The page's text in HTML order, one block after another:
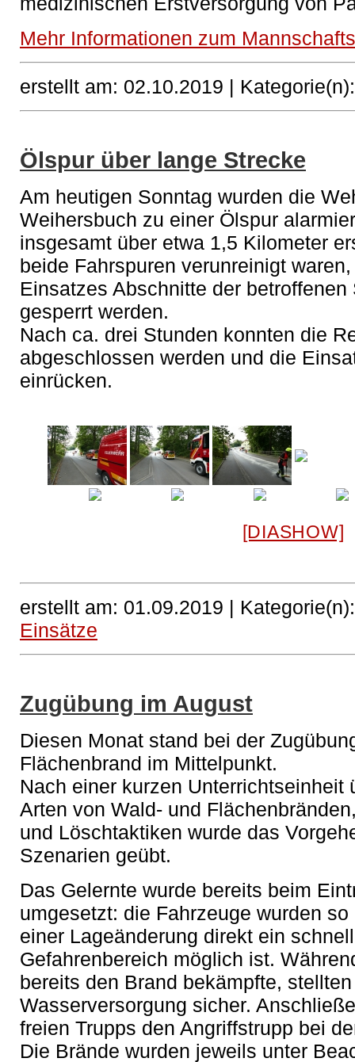
Mehr Informationen zum
erstellt am: 02.10.2019 |
Ölspur über lange Strecke
Am heutigen Sonntag wurden die
Weihersbuch zu einer Ölspur
insgesamt über etwa 1,5 Kilometer
beide Fahrspuren verunreinigt
Einsatzes Abschnitte der
gesperrt werden.
Nach ca. drei Stunden konnten die
abgeschlossen werden und die
einrücken.
[DIASHOW]
erstellt am: 01.09.2019 |
Einsätze
Zugübung im August
Diesen Monat stand bei der
Flächenbrand im Mittelpunkt.
Nach einer kurzen Unterrichtseinheit
Arten von Wald- und
und Löschtaktiken wurde das
Szenarien geübt.
Das Gelernte wurde bereits beim
umgesetzt: die Fahrzeuge wurden
einer Lageänderung direkt ein
Gefahrenbereich möglich ist.
bereits den Brand bekämpfte,
Wasserversorgung sicher.
freien Trupps den Angriffstrupp bei
Die Brände wurden jeweils unter